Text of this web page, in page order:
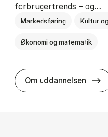
forbrugertrends – og…
Markedsføring Kultur
Økonomi og matematik
Om uddannelsen